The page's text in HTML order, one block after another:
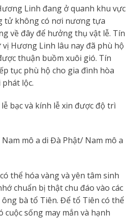
Linh đang ở quanh khu vực
tử không có nơi nương tựa
về đây để hưởng thụ vật lễ. Tín
Hương Linh lâu nay đã phù hộ
thuận buồm xuôi gió. Tín
tục phù hộ cho gia đình hòa
lộc.
bạc và kính lễ xin được độ trì
mô a di Đà Phật/ Nam mô a
thể hóa vàng và yên tâm sinh
chuẩn bị thật chu đáo vào các
bà tổ Tiên. Để tổ Tiên có thể
cuộc sống may mắn và hạnh